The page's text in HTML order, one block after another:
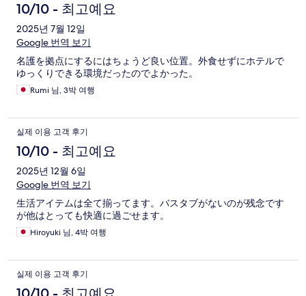
10/10 - 최고예요
2025년 7월 12일
Google 번역 보기
名護を拠点にするにはちょうど良い位置。外食せずにホテルで
ゆっくりできる環境だったのでよかった。
Rumi 님, 3박 여행
실제 이용 고객 후기
10/10 - 최고예요
2025년 12월 6일
Google 번역 보기
生活アイテムは全て揃ってます。バスタブがないのが残念です
が他はとっても快適に過ごせます。
Hiroyuki 님, 4박 여행
실제 이용 고객 후기